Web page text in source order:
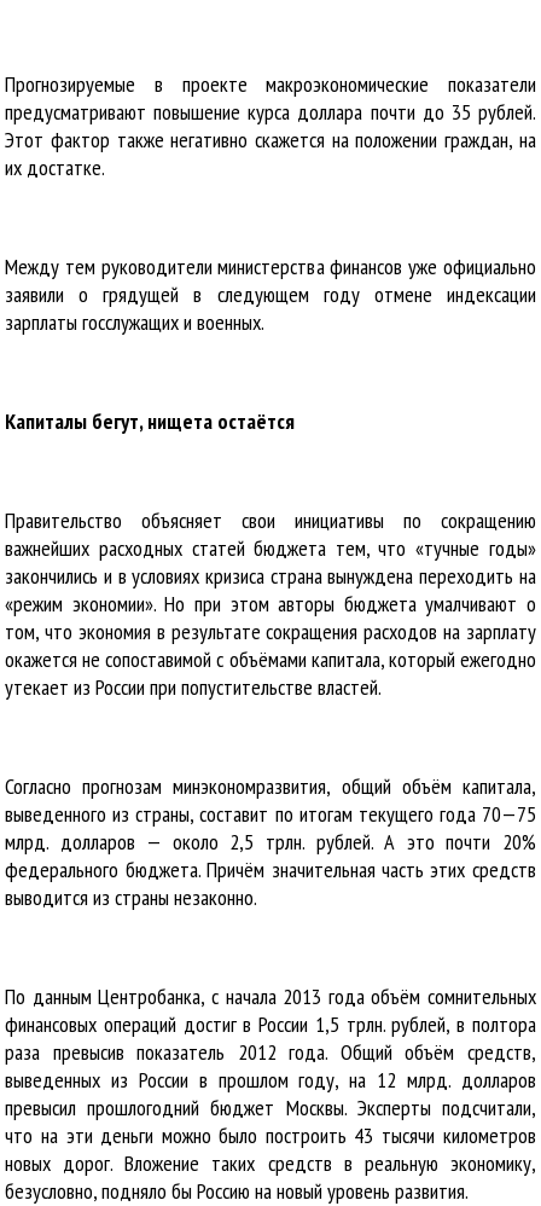
Прогнозируемые в проекте макроэкономические показатели
предусматривают повышение курса доллара почти до 35 рублей.
Этот фактор также негативно скажется на положении граждан, на
их достатке.
Между тем руководители министерства финансов уже официально
заявили о грядущей в следующем году отмене индексации
зарплаты госслужащих и военных.
Капиталы бегут, нищета остаётся
Правительство объясняет свои инициативы по сокращению
важнейших расходных статей бюджета тем, что «тучные годы»
закончились и в условиях кризиса страна вынуждена переходить на
«режим экономии». Но при этом авторы бюджета умалчивают о
том, что экономия в результате сокращения расходов на зарплату
окажется не сопоставимой с объёмами капитала, который ежегодно
утекает из России при попустительстве властей.
Согласно прогнозам минэкономразвития, общий объём капитала,
выведенного из страны, составит по итогам текущего года 70—75
млрд. долларов — около 2,5 трлн. рублей. А это почти 20%
федерального бюджета. Причём значительная часть этих средств
выводится из страны незаконно.
По данным Центробанка, с начала 2013 года объём сомнительных
финансовых операций достиг в России 1,5 трлн. рублей, в полтора
раза превысив показатель 2012 года. Общий объём средств,
выведенных из России в прошлом году, на 12 млрд. долларов
превысил прошлогодний бюджет Москвы. Эксперты подсчитали,
что на эти деньги можно было построить 43 тысячи километров
новых дорог. Вложение таких средств в реальную экономику,
безусловно, подняло бы Россию на новый уровень развития.